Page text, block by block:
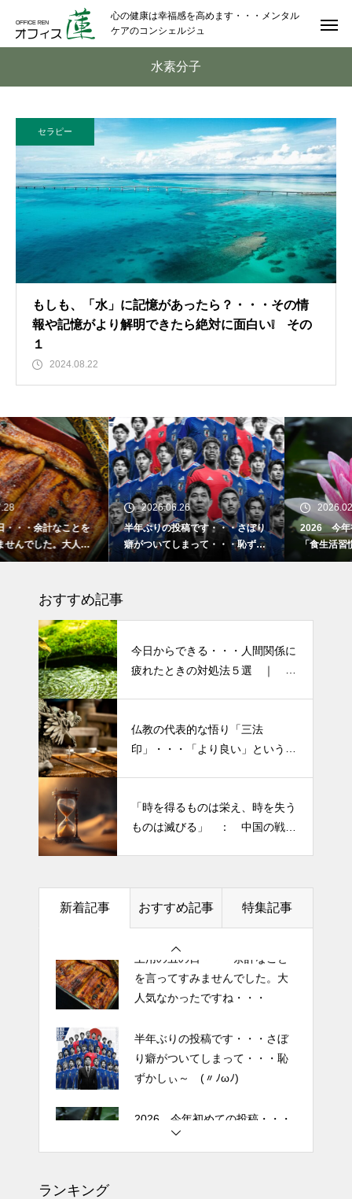
心の健康は幸福感を高めます・・・メンタル
ケアのコンシェルジュ
水素分子
セラピー
もしも、「水」に記憶があったら？・・・その情
報や記憶がより解明できたら絶対に面白い❕ その
１
2024.08.22
2026.06.26
半年ぶりの投稿です・・・さぼり
癖がついてしまって・・・恥ずか
しぃ～ (〃ﾉωﾉ)
2026.02.16
2026 今年初めての投稿・・・
「食生活習慣の改善」が今年のテ
ーマです。
おすすめ記事
今日からできる・・・人間関係に
疲れたときの対処法５選 ｜ 心
仏教の代表的な悟り「三法
印」・・・「より良い」という気
「時を得るものは栄え、時を失う
ものは滅びる」 ： 中国の戦国
新着記事 おすすめ記事 特集記事
半年ぶりの投稿です・・・さぼ
2026 今年初めての投稿・・・
土用の丑の日・・・余計なこと
を言ってすみませんでした。大
人気なかったですね・・・
2026 今年初めての投稿・・・
「食生活習慣の改善」が今年の
土用の丑の日・・・余計なこと
ランキング